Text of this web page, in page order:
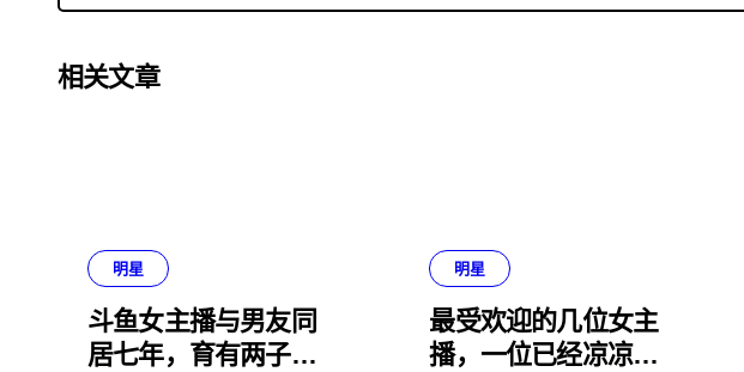
相关文章
明星
斗鱼女主播与男友同
居七年，育有两子，
明星
最受欢迎的几位女主
播，一位已经凉凉，